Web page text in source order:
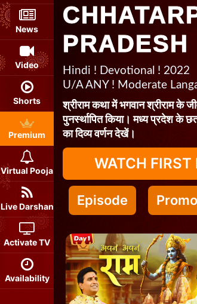
News
Video
Shorts
Premium
Virtual Pooja
Live Darshan
Activate TV
Availability
PRADESH
Hindi ! Devotional ! 2022
U/A ANY ! Moderate
श्रीराम कथा में भगवान श्रीराम के
पुनर्स्थापित किया। मध्य प्रदेश के
का दिव्य वर्णन देखें।
WATCH FIRST
Episode Promo